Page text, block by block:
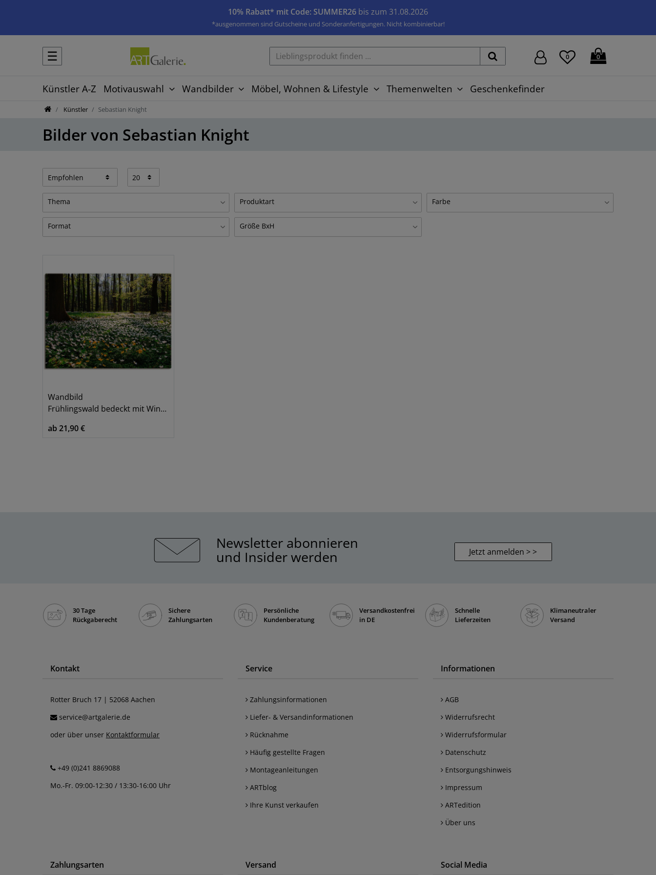
10% Rabatt* mit Code: SUMMER26 bis zum 31.08.2026
*ausgenommen sind Gutscheine und Sonderanfertigungen. Nicht kombinierbar!
☰ 0 0
Künstler A-Z Motivauswahl Wandbilder Möbel, Wohnen & Lifestyle Themenwelten Geschenkefinder
Künstler Sebastian Knight
Bilder von Sebastian Knight
Thema
Landschaften
1
Produktart
Alubild
1
Farbe
Format
Größe BxH
Wandbild
Frühlingswald bedeckt mit Windröschen
ab 21,90 €
Newsletter abonnieren
und Insider werden Jetzt anmelden > >
30 Tage
Rückgaberecht
Sichere
Zahlungsarten
Persönliche
Kundenberatung
Versandkostenfrei
in DE
Schnelle
Lieferzeiten
Klimaneutraler
Versand
Kontakt
Rotter Bruch 17 | 52068 Aachen
service@artgalerie.de
oder über unser Kontaktformular
+49 (0)241 8869088
Mo.-Fr. 09:00-12:30 / 13:30-16:00 Uhr
Service
Zahlungsinformationen
Liefer- & Versandinformationen
Rücknahme
Häufig gestellte Fragen
Montageanleitungen
ARTblog
Ihre Kunst verkaufen
Informationen
AGB
Widerrufsrecht
Widerrufsformular
Datenschutz
Entsorgungshinweis
Impressum
ARTedition
Über uns
Zahlungsarten Versand Social Media